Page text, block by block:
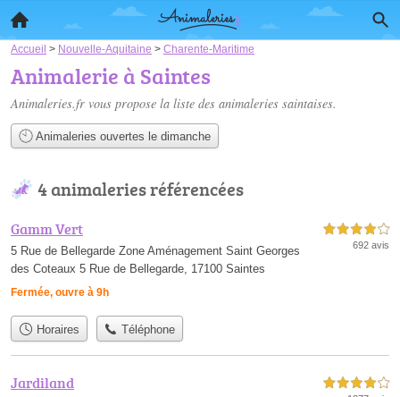
Accueil > Nouvelle-Aquitaine > Charente-Maritime
Animalerie à Saintes
Animaleries.fr vous propose la liste des animaleries saintaises.
Animaleries ouvertes le dimanche
4 animaleries référencées
Gamm Vert
5 Rue de Bellegarde Zone Aménagement Saint Georges
des Coteaux 5 Rue de Bellegarde, 17100 Saintes
Fermée, ouvre à 9h
4,0 étoiles sur 5
692 avis
Horaires Téléphone
Jardiland 4,0 étoiles sur 5